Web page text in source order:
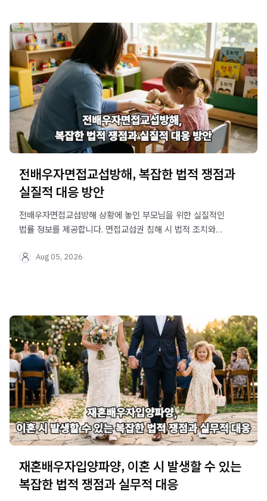
전배우자면접교섭방해, 복잡한 법적 쟁점과
실질적 대응 방안
전배우자면접교섭방해 상황에 놓인 부모님을 위한 실질적인
법률 정보를 제공합니다. 면접교섭권 침해 시 법적 조치와
Aug 05, 2026
재혼배우자입양파양, 이혼 시 발생할 수 있는
복잡한 법적 쟁점과 실무적 대응